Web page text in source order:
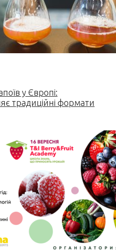
у Європі:
традиційні формати